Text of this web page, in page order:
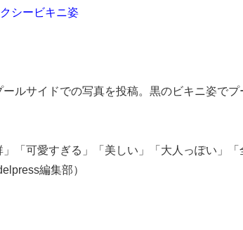
シービキニ姿
ルサイドでの写真を投稿。黒のビキニ姿で
「可愛すぎる」「美しい」「大人っぽい」
編集部）